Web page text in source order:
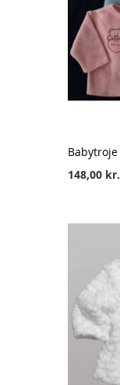
148,00 kr.